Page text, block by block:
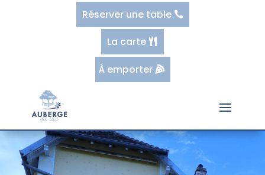
Réserver une table
La carte
À emporter